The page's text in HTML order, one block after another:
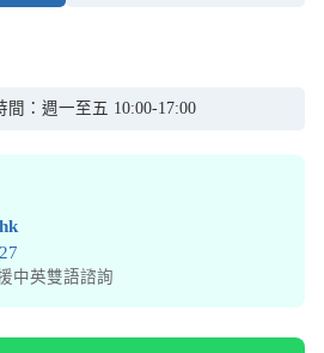
間：週一至五 10:00-17:00
中英雙語諮詢